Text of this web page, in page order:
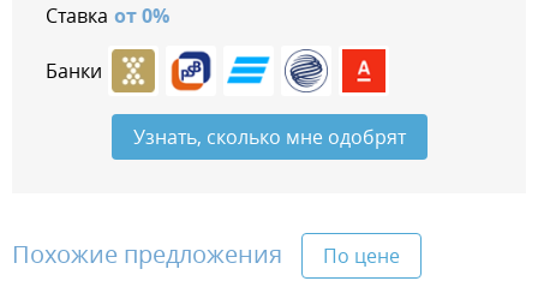
Ставка от0%
Банки
Узнать, сколько мне одобрят
Похожие предложения По цене